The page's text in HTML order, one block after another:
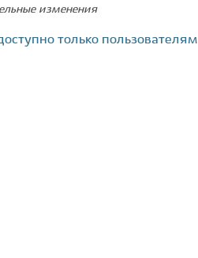
изменения
только пользователям